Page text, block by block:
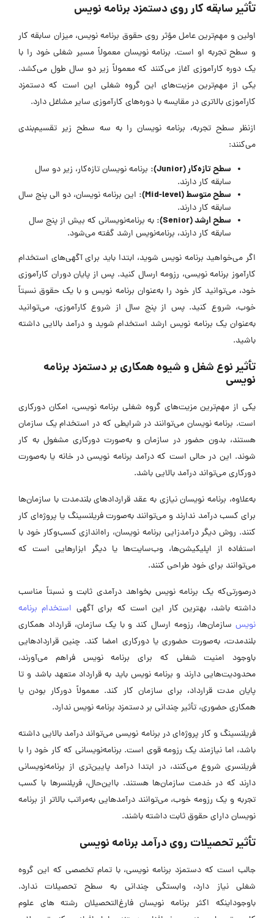
تأثیر سابقه کار روی دستمزد برنامه‌ نویس
اولین و مهم‌ترین عامل مؤثر روی حقوق برنامه‌ نویس، میزان سابقه کار
و سطح تجربه او است. برنامه نویسان معمولاً مسیر شغلی خود را با
یک دوره کارآموزی آغاز می‌کنند که معمولاً زیر دو سال طول می‌کشد.
یکی از مهم‌ترین مزیت‌های این گروه شغلی این است که دستمزد
کارآموزی بالاتری در مقایسه با دوره‌های کارآموزی سایر مشاغل دارد.
ازنظر سطح تجربه، برنامه نویسان را به سه سطح زیر تقسیم‌بندی
می‌کنند:
سطح تازهکار (Junior
): برنامه نویسان تازه‌کار، زیر دو سال
سابقه کار دارند.
سطح متوسط (Mid-level
): این برنامه نویسان، دو الی پنج سال
سابقه کار دارند.
سطح ارشد (Senior
): به برنامه‌نویسانی که بیش از پنج سال
سابقه کار دارند، برنامه‌‌نویس ارشد گفته می‌شود.
اگر می‌خواهید برنامه‌ نویس شوید، ابتدا باید برای آگهی‌های استخدام
کارآموز برنامه‌ نویسی، رزومه ارسال کنید. پس از پایان دوران کارآموزی
خود، می‌توانید کار خود را به‌عنوان برنامه‌ نویس و با یک حقوق نسبتاً
خوب، شروع کنید. پس از پنج سال از شروع کارآموزی، می‌توانید
به‌عنوان یک برنامه‌ نویس ارشد استخدام شوید و درآمد بالایی داشته
باشید.
تأثیر نوع شغل و شیوه همکاری بر دستمزد برنامه‌
نویسی
یکی از مهم‌ترین مزیت‌های گروه شغلی برنامه‌ نویسی، امکان دورکاری
است. برنامه نویسان می‌توانند در شرایطی که در استخدام یک سازمان
هستند، بدون حضور در سازمان و به‌صورت دورکاری مشغول به کار
شوند. این در حالی است که درآمد برنامه نویسی در خانه یا به‌صورت
دورکاری می‌تواند درآمد بالایی باشد.
به‌علاوه، برنامه نویسان نیازی به عقد قرارداد‌های بلندمدت با سازمان‌ها
برای کسب درآمد ندارند و می‌توانند به‌صورت فریلنسینگ یا پروژه‌ای کار
کنند. روش دیگر درآمدزایی برنامه نویسان، راه‌اندازی کسب‌وکار خود با
استفاده از اپلیکیشن‌ها، وب‌سایت‌ها یا دیگر ابزار‌هایی است که
می‌توانند برای خود طراحی کنند.
درصورتی‌که یک برنامه‌ نویس بخواهد درآمدی ثابت و نسبتاً مناسب
داشته باشد، بهترین کار این است که برای آگهی استخدام برنامه‌
نویس سازمان‌ها، رزومه ارسال کند و با یک سازمان، قرارداد همکاری
بلندمدت، به‌صورت حضوری یا دورکاری امضا کند. چنین قرارداد‌هایی
باوجود امنیت شغلی که برای برنامه‌ نویس فراهم می‌آورند،
محدودیت‌هایی دارند و برنامه‌ نویس باید به قرارداد متعهد باشد و تا
پایان مدت قرارداد، برای سازمان کار کند. معمولاً دورکار بودن یا
همکاری حضوری، تأثیر چندانی بر دستمزد برنامه‌ نویس ندارد.
فریلنسینگ و کار پروژه‌ای در برنامه‌ نویسی می‌تواند درآمد بالایی داشته
باشد، اما نیازمند یک رزومه قوی است. برنامه‌نویسانی که کار خود را با
فریلنسری شروع می‌کنند، در ابتدا درآمد پایین‌تری از برنامه‌نویسانی
دارند که در خدمت سازمان‌ها هستند. بااین‌حال، فریلنسر‌ها با کسب
تجربه و یک رزومه خوب، می‌توانند درآمد‌هایی به‌مراتب بالاتر از برنامه
نویسان دارای حقوق ثابت داشته باشند.
تأثیر تحصیلات روی درآمد برنامه‌ نویسی
جالب است که دستمزد برنامه‌ نویسی، با تمام تخصصی که این گروه
شغلی نیاز دارد، وابستگی چندانی به سطح تحصیلات ندارد.
باوجوداینکه اکثر برنامه نویسان فارغ‌التحصیلان رشته ‌های علوم